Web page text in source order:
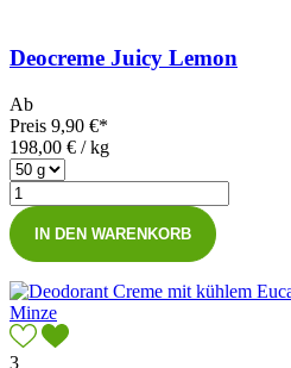
Deocreme Juicy Lemon
Ab
Preis 9,90 €*
198,00 € / kg
IN DEN WARENKORB
3